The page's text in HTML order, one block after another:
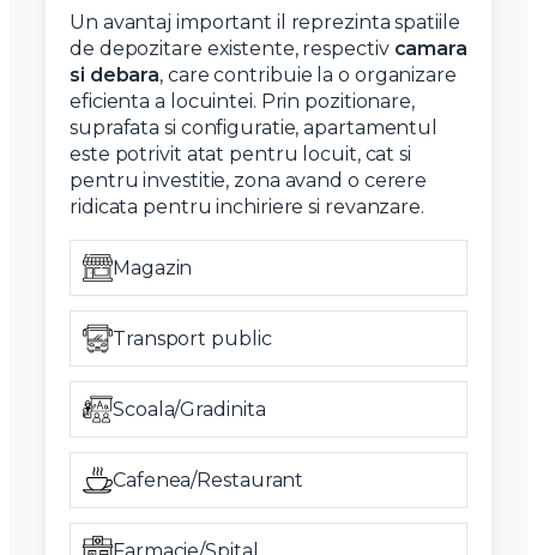
Un avantaj important il reprezinta spatiile
de depozitare existente, respectiv camara
si debara, care contribuie la o organizare
eficienta a locuintei. Prin pozitionare,
suprafata si configuratie, apartamentul
este potrivit atat pentru locuit, cat si
pentru investitie, zona avand o cerere
ridicata pentru inchiriere si revanzare.
Magazin
Transport public
Scoala/Gradinita
Cafenea/Restaurant
Farmacie/Spital